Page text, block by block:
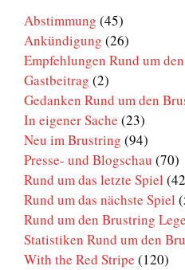
Abstimmung (45)
Ankündigung (26)
Empfehlungen Rund um
Gastbeitrag (2)
Gedanken Rund um den
In eigener Sache (23)
Neu im Brustring (94)
Presse- und Blogschau (70)
Rund um das letzte Spiel
Rund um das nächste Spiel
Rund um den Brustring
Statistiken Rund um den
With the Red Stripe (120)